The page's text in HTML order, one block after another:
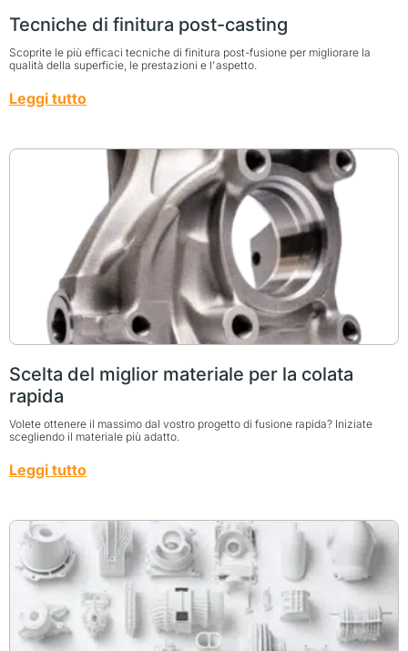
Tecniche di finitura post-casting
Scoprite le più efficaci tecniche di finitura post-fusione per migliorare la
qualità della superficie, le prestazioni e l'aspetto.
Leggi tutto
Scelta del miglior materiale per la colata
rapida
Volete ottenere il massimo dal vostro progetto di fusione rapida? Iniziate
scegliendo il materiale più adatto.
Leggi tutto